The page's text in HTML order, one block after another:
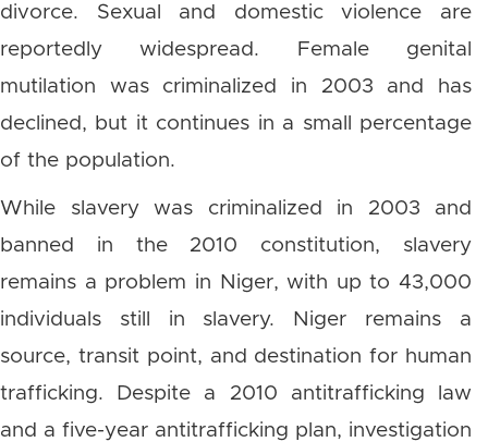
divorce. Sexual and domestic violence are
reportedly widespread. Female genital
mutilation was criminalized in 2003 and has
declined, but it continues in a small percentage
of the population.
While slavery was criminalized in 2003 and
banned in the 2010 constitution, slavery
remains a problem in Niger, with up to 43,000
individuals still in slavery. Niger remains a
source, transit point, and destination for human
trafficking. Despite a 2010 antitrafficking law
and a five-year antitrafficking plan, investigation